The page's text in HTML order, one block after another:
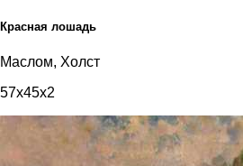
Красная лошадь
Маслом, Холст
57x45x2